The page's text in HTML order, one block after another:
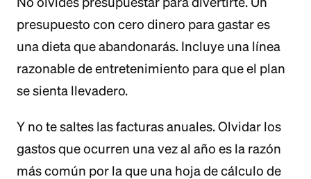
presupuesto con cero dinero para gastar es
una dieta que abandonarás. Incluye una línea
razonable de entretenimiento para que el plan
se sienta llevadero.
Y no te saltes las facturas anuales. Olvidar los
gastos que ocurren una vez al año es la razón
más común por la que una hoja de cálculo de